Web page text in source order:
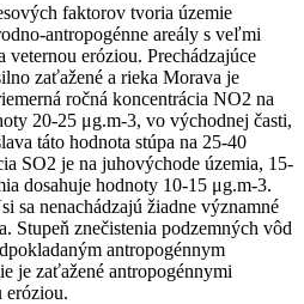
faktorov tvoria územie
antropogénne areály s veľmi
veternou eróziou. Prechádzajúce
zaťažené a rieka Morava je
ročná koncentrácia NO2 na
20-25 μg.m-3, vo východnej časti,
táto hodnota stúpa na 25-40
SO2 je na juhovýchode územia, 15-
dosahuje hodnoty 10-15 μg.m-3.
sa nenachádzajú žiadne významné
Stupeň znečistenia podzemných vôd
antropogénnym
je zaťažené antropogénnymi
eróziou.